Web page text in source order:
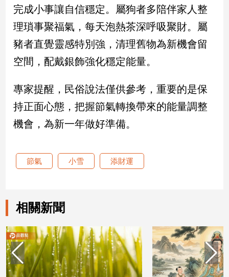
消
費
健
康/
親
情
藝
術
／
電
薦
技/
遊
戲
運
完成小事讓自信穩定。屬狗者多陪伴家人整
理瑣事聚福氣，每天泡熱茶深呼吸聚財。屬
豬者直覺靈感特別強，清理舊物為新機會留
空間，配戴銀飾強化穩定能量。
專家提醒，民俗說法僅供參考，重要的是保
持正面心態，把握節氣轉換帶來的能量調整
機會，為新一年做好準備。
節氣 小雪 添財運
相關新聞